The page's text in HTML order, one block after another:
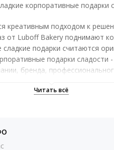
корпоративные подарки
креативным подходом к
от Luboff Bakery поднимают
подарки считаются
подарки сладости -
бренда,
студии Luboff Bakery - это